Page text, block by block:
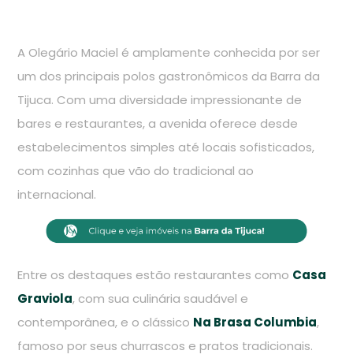
A Olegário Maciel é amplamente conhecida por ser
um dos principais polos gastronômicos da Barra da
Tijuca. Com uma diversidade impressionante de
bares e restaurantes, a avenida oferece desde
estabelecimentos simples até locais sofisticados,
com cozinhas que vão do tradicional ao
internacional.
Entre os destaques estão restaurantes como Casa
Graviola, com sua culinária saudável e
contemporânea, e o clássico Na Brasa Columbia,
famoso por seus churrascos e pratos tradicionais.